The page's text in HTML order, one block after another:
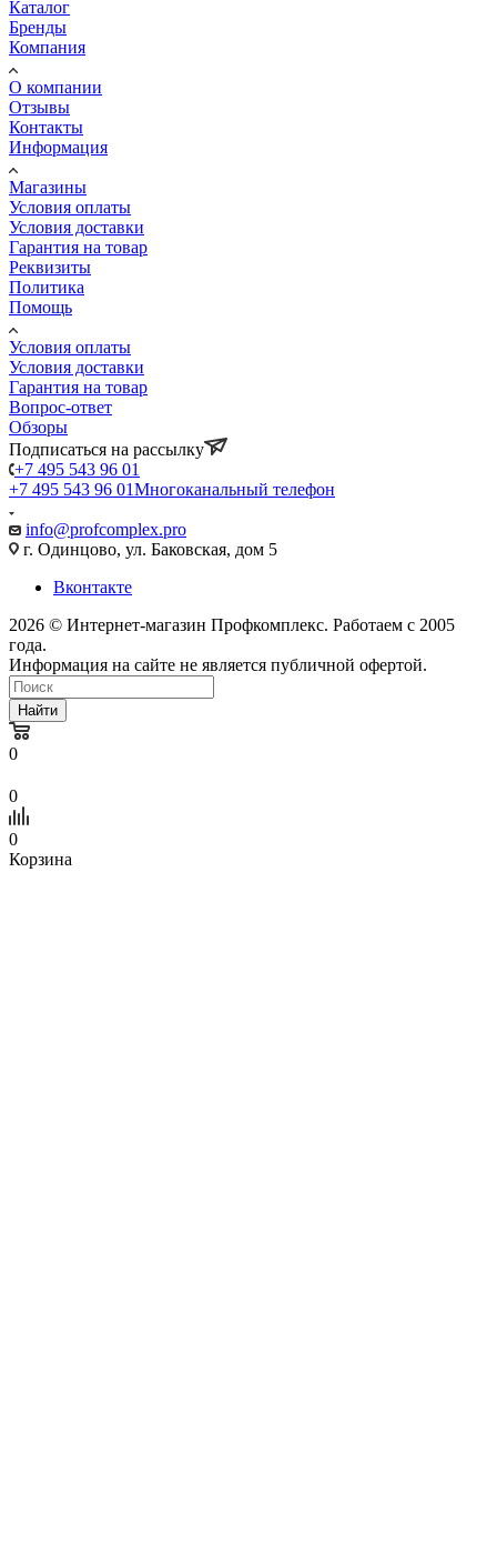
Каталог
Бренды
Компания
О компании
Отзывы
Контакты
Информация
Магазины
Условия оплаты
Условия доставки
Гарантия на товар
Реквизиты
Политика
Помощь
Условия оплаты
Условия доставки
Гарантия на товар
Вопрос-ответ
Обзоры
Подписаться на рассылку
+7 495 543 96 01
+7 495 543 96 01Многоканальный телефон
info@profcomplex.pro
г. Одинцово, ул. Баковская, дом 5
Вконтакте
2026 © Интернет-магазин Профкомплекс. Работаем с 2005
года.
Информация на сайте не является публичной офертой.
Найти
0
0
0
Корзина